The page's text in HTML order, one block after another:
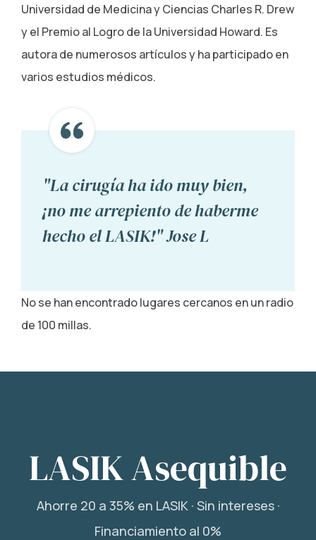
Universidad de Medicina y Ciencias Charles R. Drew
y el Premio al Logro de la Universidad Howard. Es
autora de numerosos artículos y ha participado en
varios estudios médicos.
"La cirugía ha ido muy bien,
¡no me arrepiento de haberme
hecho el LASIK!" Jose L
No se han encontrado lugares cercanos en un radio
de 100 millas.
LASIK Asequible
Ahorre 20 a 35% en LASIK · Sin intereses ·
Financiamiento al 0%